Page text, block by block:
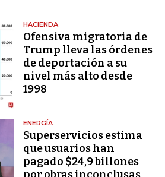
HACIENDA
Ofensiva migratoria de
Trump lleva las órdenes
de deportación a su
nivel más alto desde
1998
ENERGÍA
Superservicios estima
que usuarios han
pagado $24,9 billones
por obras inconclusas